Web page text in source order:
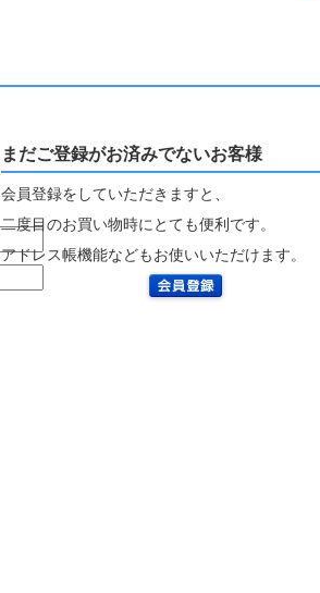
まだご登録がお済みでないお客様
会員登録をしていただきますと、
二度目のお買い物時にとても便利です。
アドレス帳機能などもお使いいただけます。